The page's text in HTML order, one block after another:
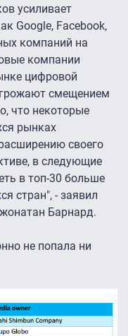
усиливает
Google, Facebook,
компаний на
компании
цифровой
смещением
что некоторые
рынках
своего
в следующие
в топ-30 больше
стран", - заявил
Барнард.
не попала ни